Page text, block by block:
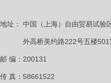
地址： 中国（上海）自由贸易试验
外高桥美约路222号五楼501
邮 编：200131
传 真：58661522